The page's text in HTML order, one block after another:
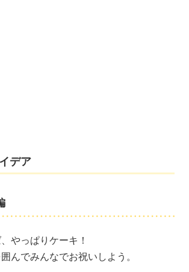
デア
やっぱりケーキ！
んでみんなでお祝いしよう。